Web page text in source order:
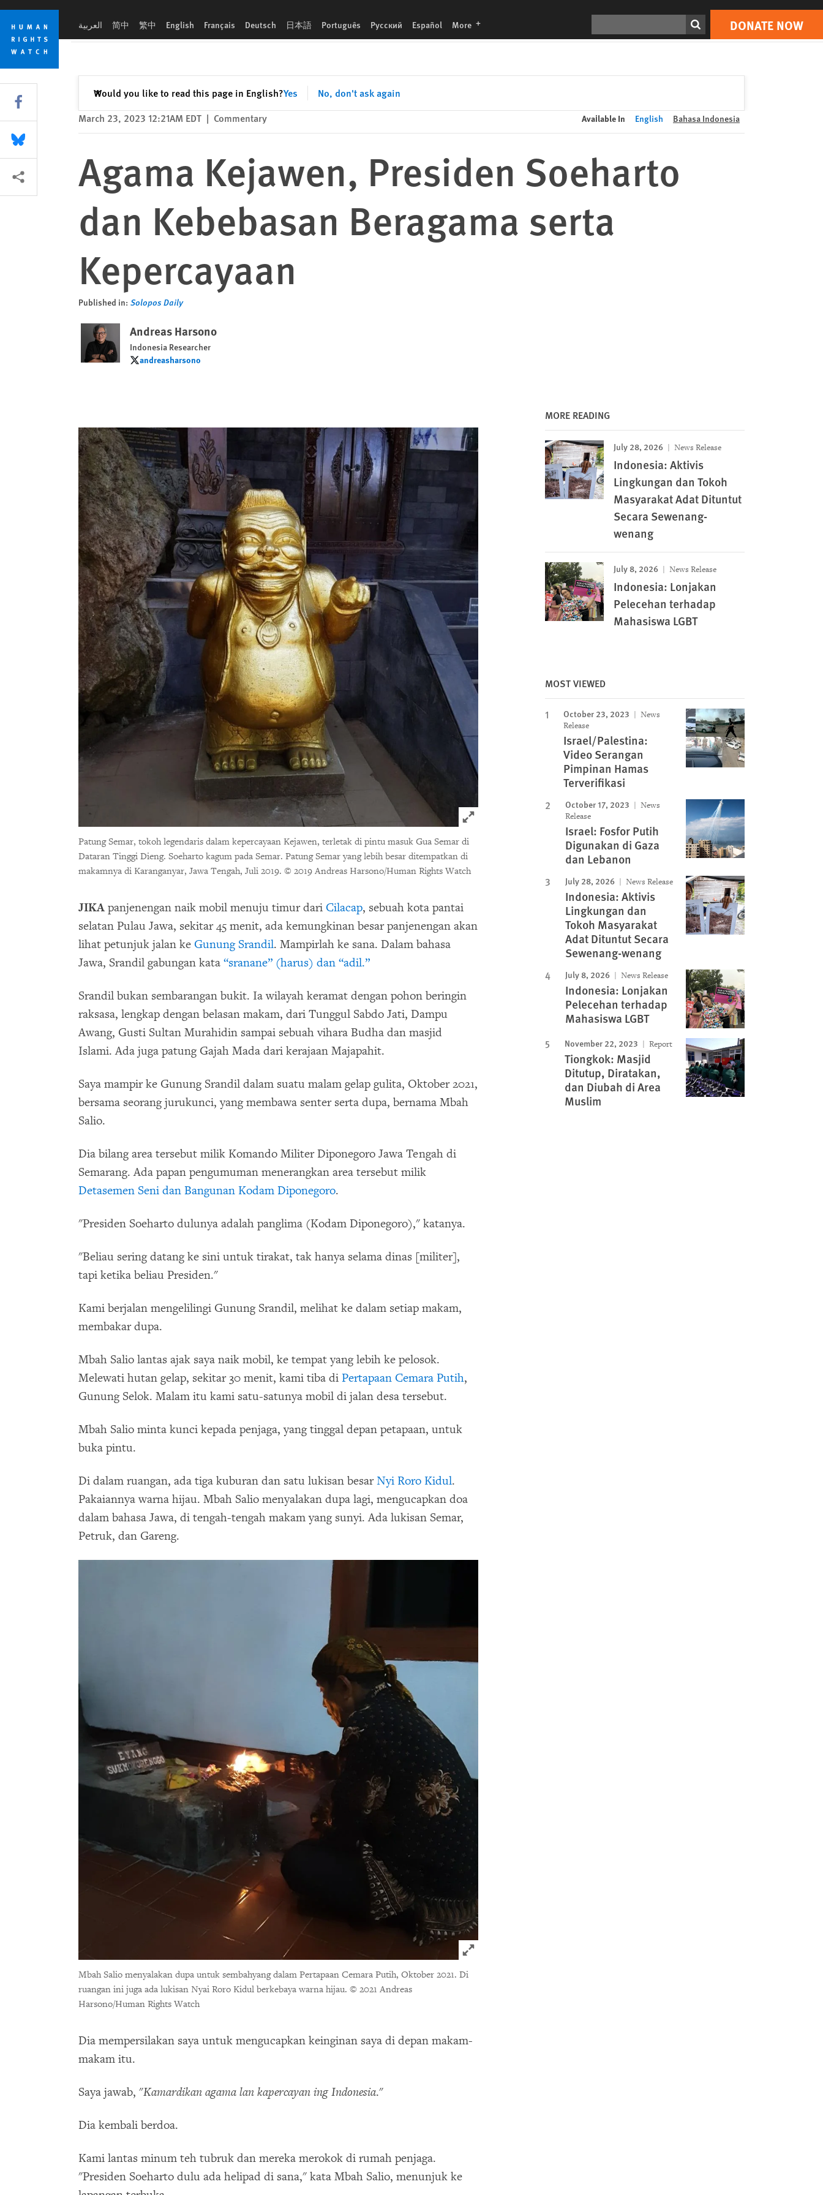
Skip
cookie
privacy
notice
Skip
main
content
العربية 简中 繁中 English Français Deutsch 日本語 Português Русский Español More languages DONATE NOW
Would you like to read this page in English?Yes No, don't ask again
✕Close
Print DONATE NOW
March 23, 2023 12:21AM EDT | Commentary Available In English Bahasa Indonesia
Agama Kejawen, Presiden Soeharto
dan Kebebasan Beragama serta
Kepercayaan
Published in: Solopos Daily
Andreas Harsono
Indonesia Researcher
andreasharsono
andreasharsono
Click to expand Image
Patung Semar, tokoh legendaris dalam kepercayaan Kejawen, terletak di pintu masuk Gua Semar di
Dataran Tinggi Dieng. Soeharto kagum pada Semar. Patung Semar yang lebih besar ditempatkan di
makamnya di Karanganyar, Jawa Tengah, Juli 2019. © 2019 Andreas Harsono/Human Rights Watch
JIKA panjenengan naik mobil menuju timur dari Cilacap, sebuah kota pantai
selatan Pulau Jawa, sekitar 45 menit, ada kemungkinan besar panjenengan akan
lihat petunjuk jalan ke Gunung Srandil. Mampirlah ke sana. Dalam bahasa
Jawa, Srandil gabungan kata “sranane” (harus) dan “adil.”
Srandil bukan sembarangan bukit. Ia wilayah keramat dengan pohon beringin
raksasa, lengkap dengan belasan makam, dari Tunggul Sabdo Jati, Dampu
Awang, Gusti Sultan Murahidin sampai sebuah vihara Budha dan masjid
Islami. Ada juga patung Gajah Mada dari kerajaan Majapahit.
Saya mampir ke Gunung Srandil dalam suatu malam gelap gulita, Oktober 2021,
bersama seorang jurukunci, yang membawa senter serta dupa, bernama Mbah
Salio.
Dia bilang area tersebut milik Komando Militer Diponegoro Jawa Tengah di
Semarang. Ada papan pengumuman menerangkan area tersebut milik
Detasemen Seni dan Bangunan Kodam Diponegoro.
"Presiden Soeharto dulunya adalah panglima (Kodam Diponegoro)," katanya.
"Beliau sering datang ke sini untuk tirakat, tak hanya selama dinas [militer],
tapi ketika beliau Presiden."
Kami berjalan mengelilingi Gunung Srandil, melihat ke dalam setiap makam,
membakar dupa.
Mbah Salio lantas ajak saya naik mobil, ke tempat yang lebih ke pelosok.
Melewati hutan gelap, sekitar 30 menit, kami tiba di Pertapaan Cemara Putih,
Gunung Selok. Malam itu kami satu-satunya mobil di jalan desa tersebut.
Mbah Salio minta kunci kepada penjaga, yang tinggal depan petapaan, untuk
buka pintu.
Di dalam ruangan, ada tiga kuburan dan satu lukisan besarNyi Roro Kidul.
Pakaiannya warna hijau. Mbah Salio menyalakan dupa lagi, mengucapkan doa
dalam bahasa Jawa, di tengah-tengah makam yang sunyi. Ada lukisan Semar,
Petruk, dan Gareng.
Click to expand Image
Mbah Salio menyalakan dupa untuk sembahyang dalam Pertapaan Cemara Putih, Oktober 2021. Di
ruangan ini juga ada lukisan Nyai Roro Kidul berkebaya warna hijau. © 2021 Andreas
Harsono/Human Rights Watch
Dia mempersilakan saya untuk mengucapkan keinginan saya di depan makam-
makam itu.
Saya jawab, "Kamardikan agama lan kapercayan ing Indonesia."
Dia kembali berdoa.
Kami lantas minum teh tubruk dan mereka merokok di rumah penjaga.
"Presiden Soeharto dulu ada helipad di sana," kata Mbah Salio, menunjuk ke
MORE READING
July 28, 2026 News Release
Indonesia: Aktivis
Lingkungan dan Tokoh
Masyarakat Adat Dituntut
Secara Sewenang-
wenang
July 8, 2026 News Release
Indonesia: Lonjakan
Pelecehan terhadap
Mahasiswa LGBT
MOST VIEWED
October 23, 2023
News
Release
Israel/Palestina:
Video Serangan
Pimpinan Hamas
Terverifikasi
October 17, 2023
News
Release
Israel: Fosfor Putih
Digunakan di Gaza
dan Lebanon
July 28, 2026 News Release
Indonesia: Aktivis
Lingkungan dan
Tokoh Masyarakat
Adat Dituntut Secara
Sewenang-wenang
July 8, 2026 News Release
Indonesia: Lonjakan
Pelecehan terhadap
Mahasiswa LGBT
November 22, 2023 Report
Tiongkok: Masjid
Ditutup, Diratakan,
dan Diubah di Area
Muslim
Share this via Facebook
Share this via Bluesky
More sharing options